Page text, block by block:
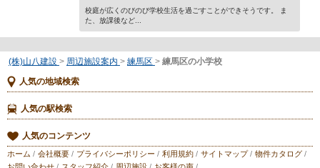
校庭が広くのびのび学校生活を過ごすことができそうです。 ま
た、放課後など...
(株)山八建設 > 周辺施設案内 > 練馬区 > 練馬区の小学校
人気の地域検索
人気の駅検索
人気のコンテンツ
ホーム / 会社概要 / プライバシーポリシー / 利用規約 / サイトマップ/ 物件カタログ /